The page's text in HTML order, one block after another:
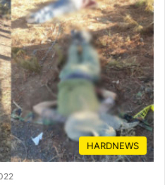
HARDNEWS